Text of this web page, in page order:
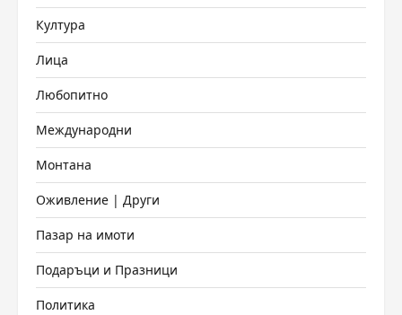
Култура
Лица
Любопитно
Международни
Монтана
Оживление | Други
Пазар на имоти
Подаръци и Празници
Политика